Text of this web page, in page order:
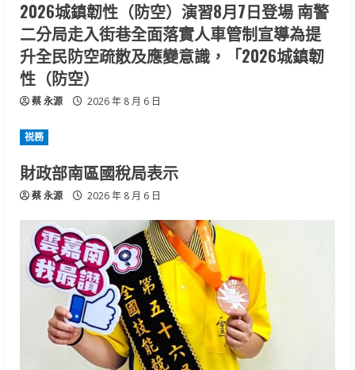
2026城鎮韌性（防空）演習8月7日登場 南警
二分局走入街巷全面落實人車管制宣導為提
升全民防空疏散及應變意識，「2026城鎮韌
性（防空）
蔡 永源 2026 年 8 月 6 日
祱務
財政部南區國稅局表示
蔡 永源 2026 年 8 月 6 日